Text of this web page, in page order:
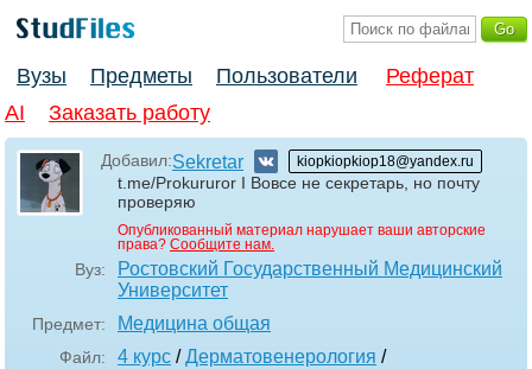
Вузы Предметы Пользователи
Реферат
AI
Заказать работу
Добавил:Sekretar kiopkiopkiop18@yandex.ru
t.me/Prokururor I Вовсе не секретарь, но почту
проверяю
Опубликованный материал нарушает ваши авторские
права? Сообщите нам.
Вуз:
Ростовский Государственный Медицинский
Университет
Предмет: Медицина общая
Файл: 4 курс /Дерматовенерология /